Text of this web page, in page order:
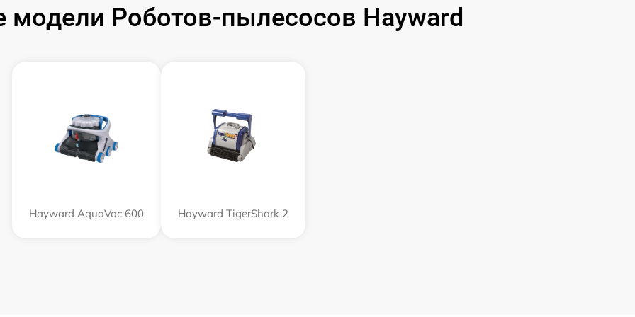
модели Роботов-пылесосов Hayward
Hayward AquaVac 600 Hayward TigerShark 2